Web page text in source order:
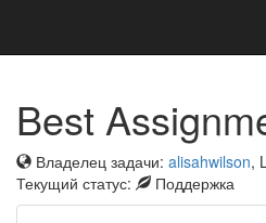
Best
Владелец задачи: alisahwilson,
Текущий статус:
Поддержка